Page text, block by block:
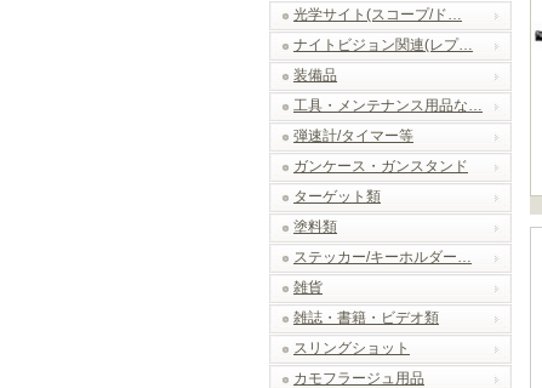
光学サイト(スコープ/ド…
ナイトビジョン関連(レプ…
装備品
工具・メンテナンス用品な…
弾速計/タイマー等
ガンケース・ガンスタンド
ターゲット類
塗料類
ステッカー/キーホルダー…
雑貨
雑誌・書籍・ビデオ類
スリングショット
カモフラージュ用品